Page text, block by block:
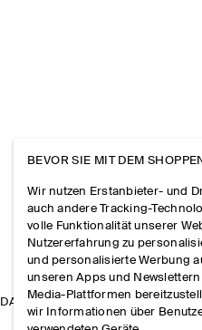
DAS UNTERNEHMEN
BEVOR SIE MIT DEM
Wir nutzen Erstanbieter- und
auch andere Tracking-
volle Funktionalität unserer
Nutzererfahrung zu
und personalisierte Werbung
unseren Apps und
Media-Plattformen
wir Informationen über